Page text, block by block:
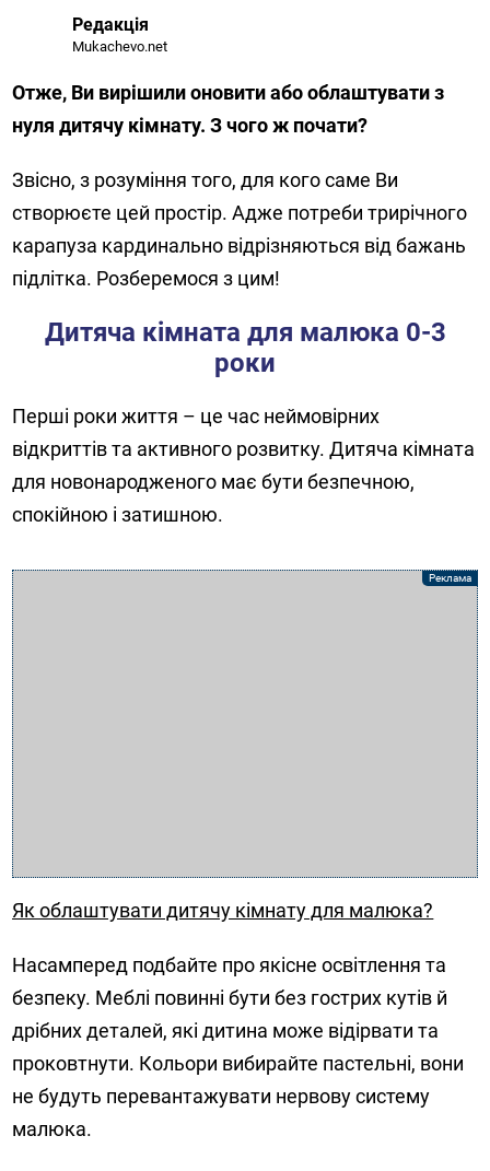
Редакція
Mukachevo.net
Отже, Ви вирішили оновити або облаштувати з
нуля дитячу кімнату. З чого ж почати?
Звісно, з розуміння того, для кого саме Ви
створюєте цей простір. Адже потреби трирічного
карапуза кардинально відрізняються від бажань
підлітка. Розберемося з цим!
Дитяча кімната для малюка 0-3
роки
Перші роки життя – це час неймовірних
відкриттів та активного розвитку. Дитяча кімната
для новонародженого має бути безпечною,
спокійною і затишною.
Як облаштувати дитячу кімнату для малюка?
Насамперед подбайте про якісне освітлення та
безпеку. Меблі повинні бути без гострих кутів й
дрібних деталей, які дитина може відірвати та
проковтнути. Кольори вибирайте пастельні, вони
не будуть перевантажувати нервову систему
малюка.